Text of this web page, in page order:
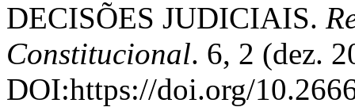
DECISÕES JUDICIAIS.
Constitucional. 6, 2 (dez.
DOI:https://doi.org/